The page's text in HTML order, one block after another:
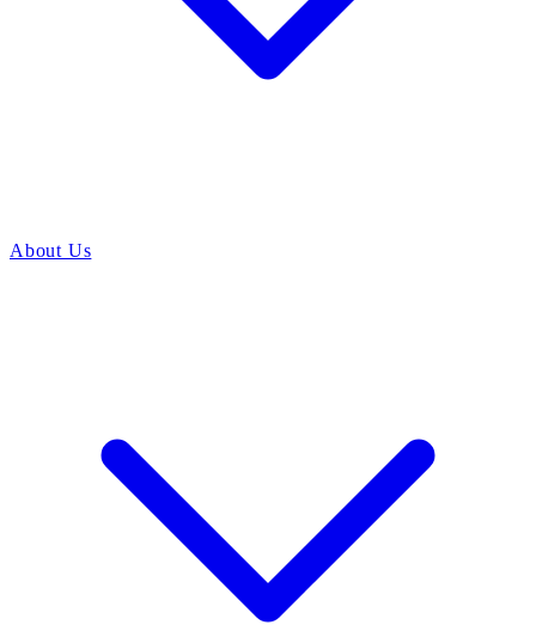
About Us